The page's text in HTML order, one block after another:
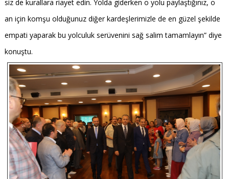
siz de kurallara riayet edin. Yolda giderken o yolu paylaştığınız, o
an için komşu olduğunuz diğer kardeşlerimizle de en güzel şekilde
empati yaparak bu yolculuk serüvenini sağ salim tamamlayın” diye
konuştu.